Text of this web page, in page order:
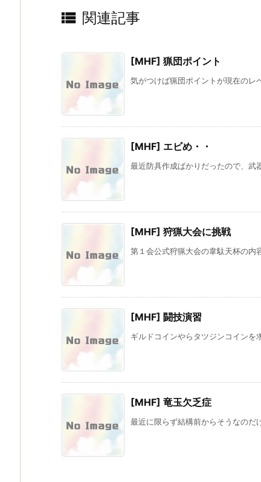
 関連記事
[MHF] 猟団ポイント
気がつけば猟団ポイントが現在のレ
[MHF] エビめ・・
最近防具作成ばかりだったので、
[MHF] 狩猟大会に挑戦
第１会公式狩猟大会の韋駄天杯の内
[MHF] 闘技演習
ギルドコインやらタツジンコイン
[MHF] 竜玉欠乏症
最近に限らず結構前からそうなのだ